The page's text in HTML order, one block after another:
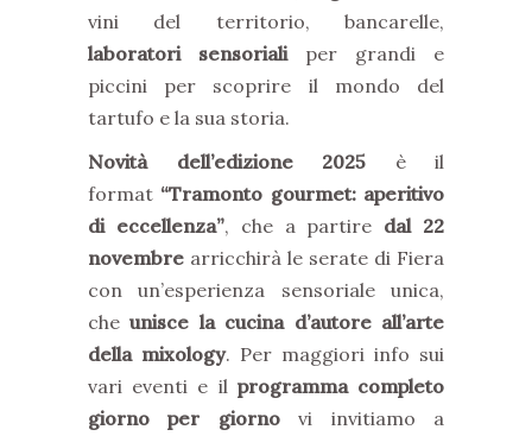
vini del territorio, bancarelle,
laboratori sensorialiper grandi e
piccini per scoprire il mondo del
tartufo e la sua storia.
Novità dell’edizione 2025 è il
format “Tramonto gourmet: aperitivo
di eccellenza”, che a partire dal 22
novembre arricchirà le serate di Fiera
con un’esperienza sensoriale unica,
cheunisce la cucina d’autore all’arte
della mixology. Per maggiori info sui
vari eventi e il programma completo
giorno per giornovi invitiamo a